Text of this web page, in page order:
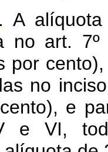
. A
no art.
por
no
e
e VI,